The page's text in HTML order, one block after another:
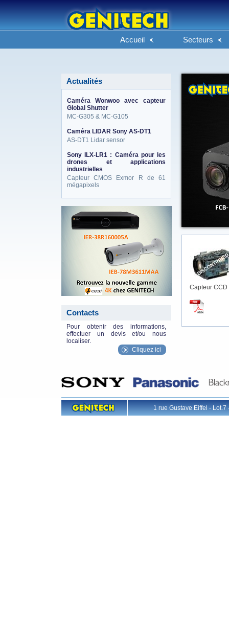
Accueil Secteurs
Actualités
Caméra Wonwoo avec capteur
Global Shutter
MC-G305 & MC-G105
Caméra LIDAR Sony AS-DT1
AS-DT1 Lidar sensor
Sony ILX-LR1 : Caméra pour les
drones et applications
industrielles
Capteur CMOS Exmor R de 61
mégapixels
Contacts
Pour obtenir des informations,
effectuer un devis et/ou nous
localiser.
Cliquez ici
Capteur
1 rue Gustave Eiffel -